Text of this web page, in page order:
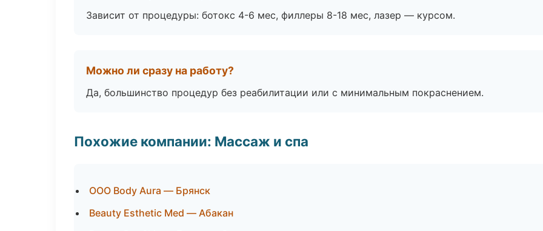
Зависит от процедуры: ботокс 4-6 мес, филлеры 8-18 мес, лазер — курсом.
Можно ли сразу на работу?
Да, большинство процедур без реабилитации или с минимальным покраснением.
Похожие компании: Массаж и спа
ООО Body Aura — Брянск
Beauty Esthetic Med — Абакан